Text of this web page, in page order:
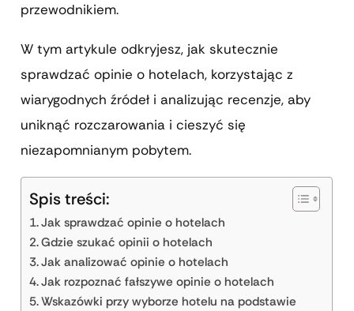
przewodnikiem.
W tym artykule odkryjesz, jak skutecznie
sprawdzać opinie o hotelach, korzystając z
wiarygodnych źródeł i analizując recenzje, aby
uniknąć rozczarowania i cieszyć się
niezapomnianym pobytem.
Spis treści:
Jak sprawdzać opinie o hotelach
Gdzie szukać opinii o hotelach
Jak analizować opinie o hotelach
Jak rozpoznać fałszywe opinie o hotelach
Wskazówki przy wyborze hotelu na podstawie